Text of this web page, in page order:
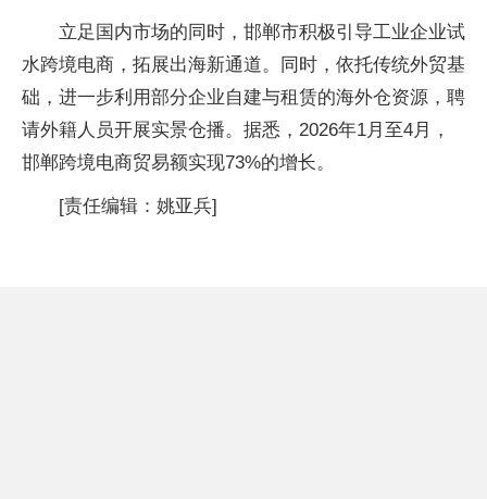
立足国内市场的同时，邯郸市积极引导工业企业试
水跨境电商，拓展出海新通道。同时，依托传统外贸基
础，进一步利用部分企业自建与租赁的海外仓资源，聘
请外籍人员开展实景仓播。据悉，2026年1月至4月，
邯郸跨境电商贸易额实现73%的增长。
[责任编辑：姚亚兵]